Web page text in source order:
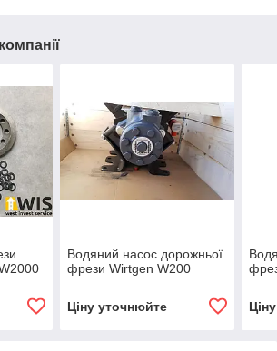
Водяний насос дорожньої
фрези Wirtgen W200
Ціну уточнюйте